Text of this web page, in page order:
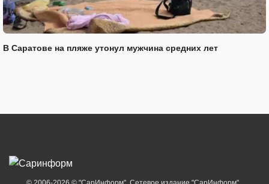
В Саратове на пляже утонул мужчина средних лет